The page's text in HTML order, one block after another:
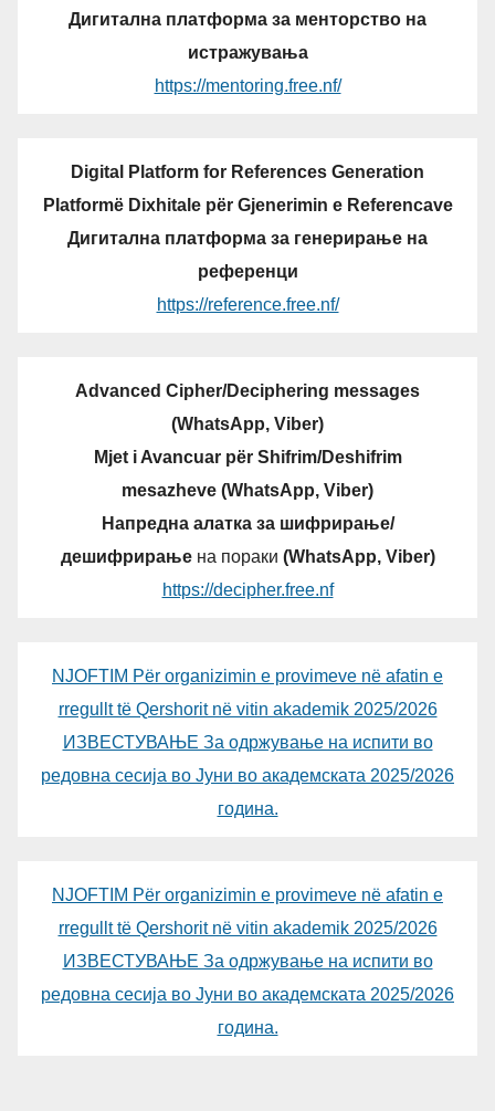
Дигитална платформа за менторство на
истражувања
https://mentoring.free.nf/
Digital Platform for References Generation
Platformë Dixhitale për Gjenerimin e Referencave
Дигитална платформа за генерирање на
референци
https://reference.free.nf/
Advanced Cipher/Deciphering messages
(WhatsApp, Viber)
Mjet i Avancuar për Shifrim/Deshifrim
mesazheve (WhatsApp, Viber)
Напредна алатка за шифрирање/
дешифрирањена пораки (WhatsApp, Viber)
https://decipher.free.nf
NJOFTIM Për organizimin e provimeve në afatin e
rregullt të Qershorit në vitin akademik 2025/2026
ИЗВЕСТУВАЊЕ За одржување на испити во
редовна сесија во Јуни во академската 2025/2026
година.
NJOFTIM Për organizimin e provimeve në afatin e
rregullt të Qershorit në vitin akademik 2025/2026
ИЗВЕСТУВАЊЕ За одржување на испити во
редовна сесија во Јуни во академската 2025/2026
година.